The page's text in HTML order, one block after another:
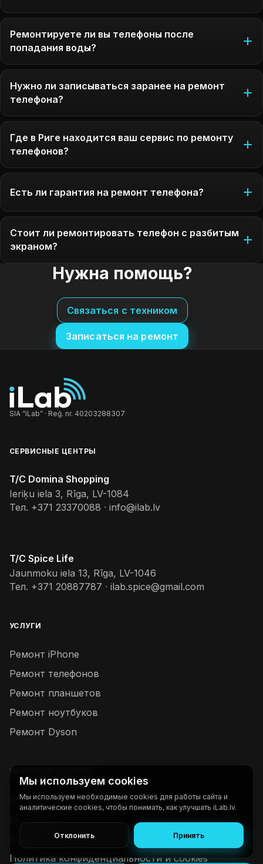
Ремонтируете ли вы телефоны после
попадания воды?
Нужно ли записываться заранее на ремонт
телефона?
Где в Риге находится ваш сервис по ремонту
телефонов?
Есть ли гарантия на ремонт телефона?
Стоит ли ремонтировать телефон с разбитым
экраном?
Нужна помощь?
Связаться с техником
Записаться на ремонт
SIA “iLab” · Reģ. nr. 40203288307
СЕРВИСНЫЕ ЦЕНТРЫ
T/C Domina Shopping
Ieriķu iela 3, Rīga, LV-1084
Тел. +371 23370088 · info@ilab.lv
T/C Spice Life
Jaunmoku iela 13, Rīga, LV-1046
Тел. +371 20887787 · ilab.spice@gmail.com
УСЛУГИ
Ремонт iPhone
Ремонт телефонов
Ремонт планшетов
Ремонт ноутбуков
Ремонт Dyson
ПОЛЕЗНЫЕ ССЫЛКИ
О нас
Контакты
Политика конфиденциальности и cookies
Мы используем cookies
Мы используем необходимые cookies для работы сайта и
аналитические cookies, чтобы понимать, как улучшать iLab.lv.
Отклонить Принять